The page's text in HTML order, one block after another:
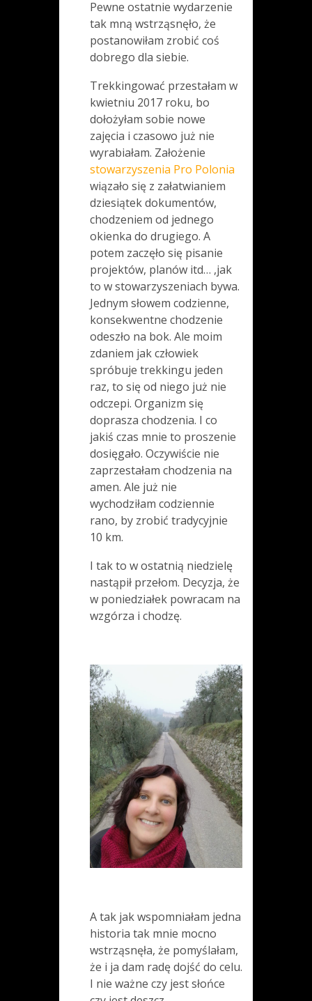
Pewne ostatnie wydarzenie
tak mną wstrząsnęło, że
postanowiłam zrobić coś
dobrego dla siebie.
Trekkingować przestałam w
kwietniu 2017 roku, bo
dołożyłam sobie nowe
zajęcia i czasowo już nie
wyrabiałam. Założenie
stowarzyszenia Pro Polonia
wiązało się z załatwianiem
dziesiątek dokumentów,
chodzeniem od jednego
okienka do drugiego. A
potem zaczęło się pisanie
projektów, planów itd… ,jak
to w stowarzyszeniach bywa.
Jednym słowem codzienne,
konsekwentne chodzenie
odeszło na bok. Ale moim
zdaniem jak człowiek
spróbuje trekkingu jeden
raz, to się od niego już nie
odczepi. Organizm się
doprasza chodzenia. I co
jakiś czas mnie to proszenie
dosięgało. Oczywiście nie
zaprzestałam chodzenia na
amen. Ale już nie
wychodziłam codziennie
rano, by zrobić tradycyjnie
10 km.
I tak to w ostatnią niedzielę
nastąpił przełom. Decyzja, że
w poniedziałek powracam na
wzgórza i chodzę.
A tak jak wspomniałam jedna
historia tak mnie mocno
wstrząsnęła, że pomyślałam,
że i ja dam radę dojść do celu.
I nie ważne czy jest słońce